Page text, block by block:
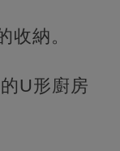
納。
U形廚房